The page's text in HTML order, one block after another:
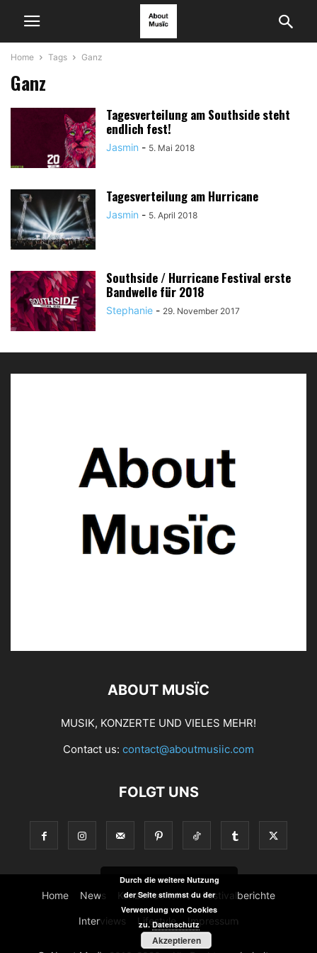
Home Tags Ganz
Ganz
Tagesverteilung am Southside steht
endlich fest!
Jasmin - 5. Mai 2018
Tagesverteilung am Hurricane
Jasmin - 5. April 2018
Southside / Hurricane Festival erste
Bandwelle für 2018
Stephanie - 29. November 2017
ABOUT MUSÏC
MUSIK, KONZERTE UND VIELES MEHR!
Contact us: contact@aboutmusiic.com
FOLGT UNS
Home News Konzertberichte Festivalberichte
Interviews Lifestyle Impressum
Durch die weitere Nutzung
der Seite stimmst du der
Verwendung von Cookies
zu.Datenschutz
Akzeptieren